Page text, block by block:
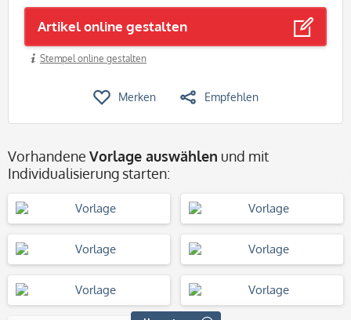
Artikel online gestalten
Stempel online gestalten
Merken Empfehlen
Vorhandene Vorlage auswählen und mit
Individualisierung starten: